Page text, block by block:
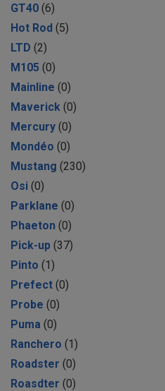
GT40 (6)
Hot Rod (5)
LTD (2)
M105 (0)
Mainline (0)
Maverick (0)
Mercury (0)
Mondéo (0)
Mustang (230)
Osi (0)
Parklane (0)
Phaeton (0)
Pick-up (37)
Pinto (1)
Prefect (0)
Probe (0)
Puma (0)
Ranchero (1)
Roadster (0)
Roasdter (0)